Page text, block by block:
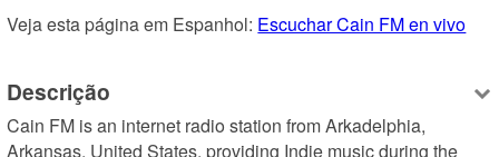
Veja esta página em Espanhol: Escuchar Cain FM en vivo
Descrição
Cain FM is an internet radio station from Arkadelphia,
Arkansas, United States, providing Indie music during the